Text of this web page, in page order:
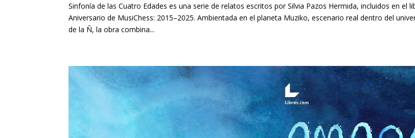
Sinfonía de las Cuatro Edades es una serie de relatos escritos por Silvia Pazos Hermida, incluidos en el
Aniversario de MusiChess: 2015–2025. Ambientada en el planeta Muziko, escenario real dentro del
de la Ñ, la obra combina...